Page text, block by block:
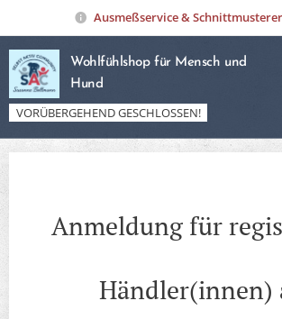
Ausmeßservice &
Wohlfühlshop für Mensch und
Hund
VORÜBERGEHEND GESCHLOSSEN!
Anmeldung für
Händler(innen)